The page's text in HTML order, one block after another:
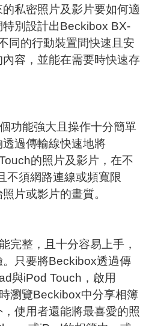
私密照片及影片要如何適
別設計出Beckibox BX-
同的行動裝置間快速且安
容，並能在需要時快速存
功能強大且操作十分簡單
過傳輸線快速地將
的照片及影片，在不
不須網路連線或頻寬限
片或影片的畫質。
完整，且十分容易上手，
只要將Beckibox透過傳
與iPod Touch，啟用
瀏覽Beckibox中分享相簿
使用者還能將最喜愛的照